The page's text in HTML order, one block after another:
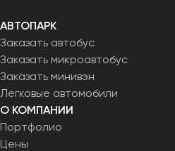
АВТОПАРК
Заказать автобус
Заказать микроавтобус
Заказать минивэн
Легковые автомобили
О КОМПАНИИ
Портфолио
Цены